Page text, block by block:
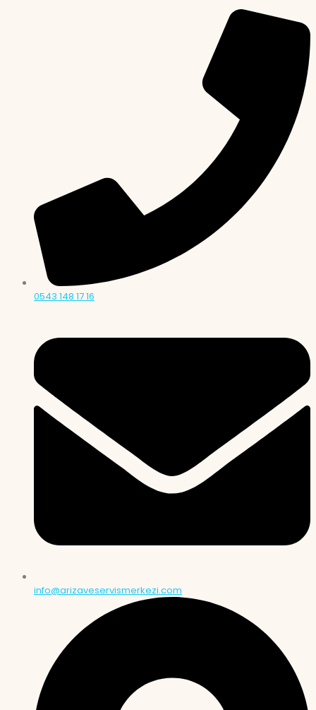
0543 148 17 16
info@arizaveservismerkezi.com